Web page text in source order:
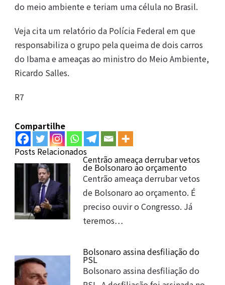
do meio ambiente e teriam uma célula no Brasil.
Veja cita um relatório da Polícia Federal em que
responsabiliza o grupo pela queima de dois carros
do Ibama e ameaças ao ministro do Meio Ambiente,
Ricardo Salles.
R7
Compartilhe
Posts Relacionados
Centrão ameaça derrubar vetos
de Bolsonaro ao orçamento
Centrão ameaça derrubar vetos
de Bolsonaro ao orçamento. É
preciso ouvir o Congresso. Já
teremos…
Bolsonaro assina desfiliação do
PSL
Bolsonaro assina desfiliação do